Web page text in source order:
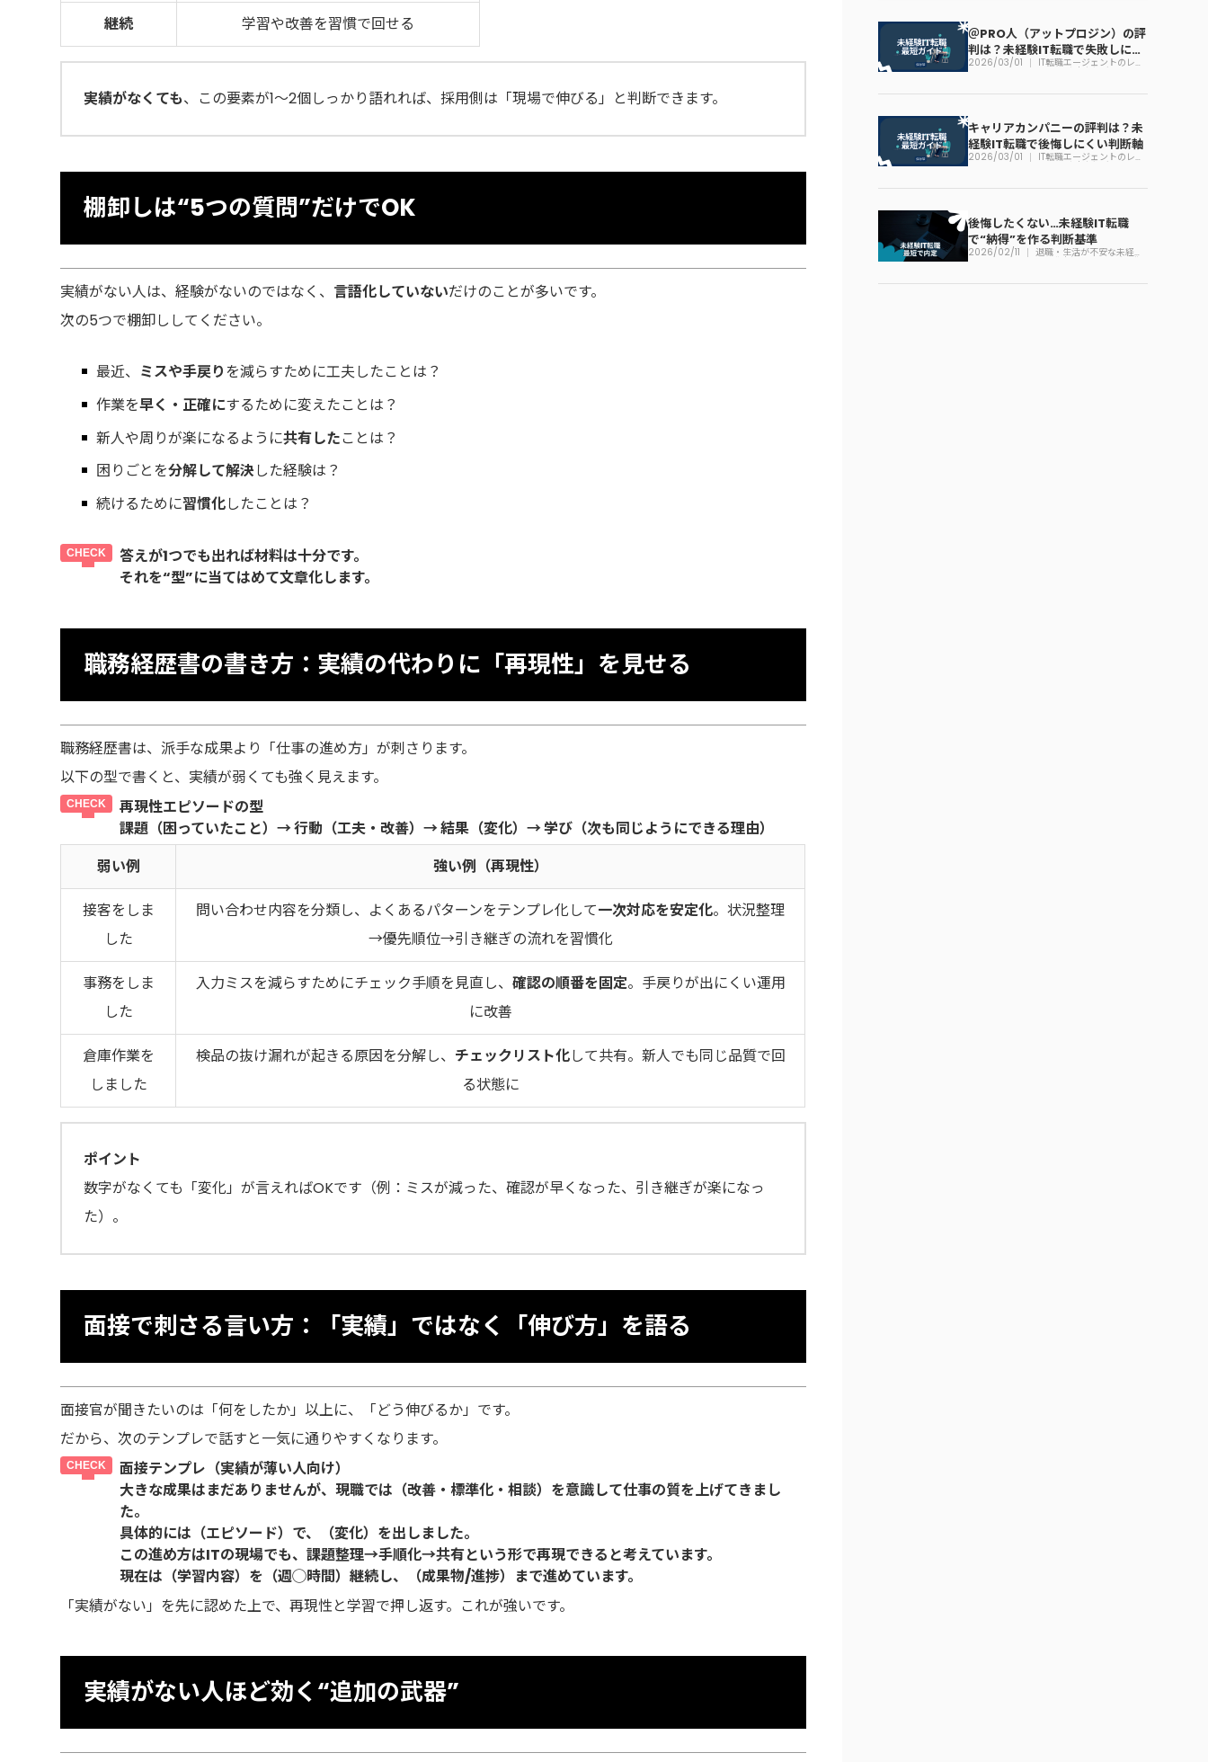
継続 学習や改善を習慣で回せる
実績がなくても、この要素が1〜2個しっかり語れれば、採用側は「現場で伸びる」と判断できます。
棚卸しは“5つの質問”だけでOK
実績がない人は、経験がないのではなく、 言語化していないだけのことが多いです。
次の5つで棚卸ししてください。
最近、 ミスや手戻りを減らすために工夫したことは？
作業を早く・正確にするために変えたことは？
新人や周りが楽になるように共有したことは？
困りごとを分解して解決した経験は？
続けるために習慣化したことは？
答えが1つでも出れば材料は十分です。
それを“型”に当てはめて文章化します。
職務経歴書の書き方：実績の代わりに「再現性」を見せる
職務経歴書は、派手な成果より「仕事の進め方」が刺さります。
以下の型で書くと、実績が弱くても強く見えます。
再現性エピソードの型
課題（困っていたこと）→ 行動（工夫・改善）→ 結果（変化）→ 学び（次も同じようにできる理由）
弱い例
強い例（再現性）
接客をしま
した
問い合わせ内容を分類し、よくあるパターンをテンプレ化して一次対応を安定化。状況整理
→優先順位→引き継ぎの流れを習慣化
事務をしま
した
入力ミスを減らすためにチェック手順を見直し、 確認の順番を固定。手戻りが出にくい運用
に改善
倉庫作業を
しました
検品の抜け漏れが起きる原因を分解し、 チェックリスト化して共有。新人でも同じ品質で回
る状態に
ポイント
数字がなくても「変化」が言えればOKです（例：ミスが減った、確認が早くなった、引き継ぎが楽になっ
た）。
面接で刺さる言い方：「実績」ではなく「伸び方」を語る
面接官が聞きたいのは「何をしたか」以上に、「どう伸びるか」です。
だから、次のテンプレで話すと一気に通りやすくなります。
面接テンプレ（実績が薄い人向け）
大きな成果はまだありませんが、現職では（改善・標準化・相談）を意識して仕事の質を上げてきまし
た。
具体的には（エピソード）で、（変化）を出しました。
この進め方はITの現場でも、課題整理→手順化→共有という形で再現できると考えています。
現在は（学習内容）を（週◯時間）継続し、（成果物/進捗）まで進めています。
「実績がない」を先に認めた上で、再現性と学習で押し返す。これが強いです。
実績がない人ほど効く“追加の武器”
＠PRO人（アットプロジン）の評
判は？未経験IT転職で失敗しにく
い使い方
2026/03/01 IT転職エージェントのレビ
ュー一覧｜未経験でも迷わ
キャリアカンパニーの評判は？未
経験IT転職で後悔しにくい判断軸
2026/03/01 IT転職エージェントのレビ
ュー一覧｜未経験でも迷わ
後悔したくない…未経験IT転職
で“納得”を作る判断基準
2026/02/11 退職・生活が不安な未経験
IT転職｜損しない順番の作